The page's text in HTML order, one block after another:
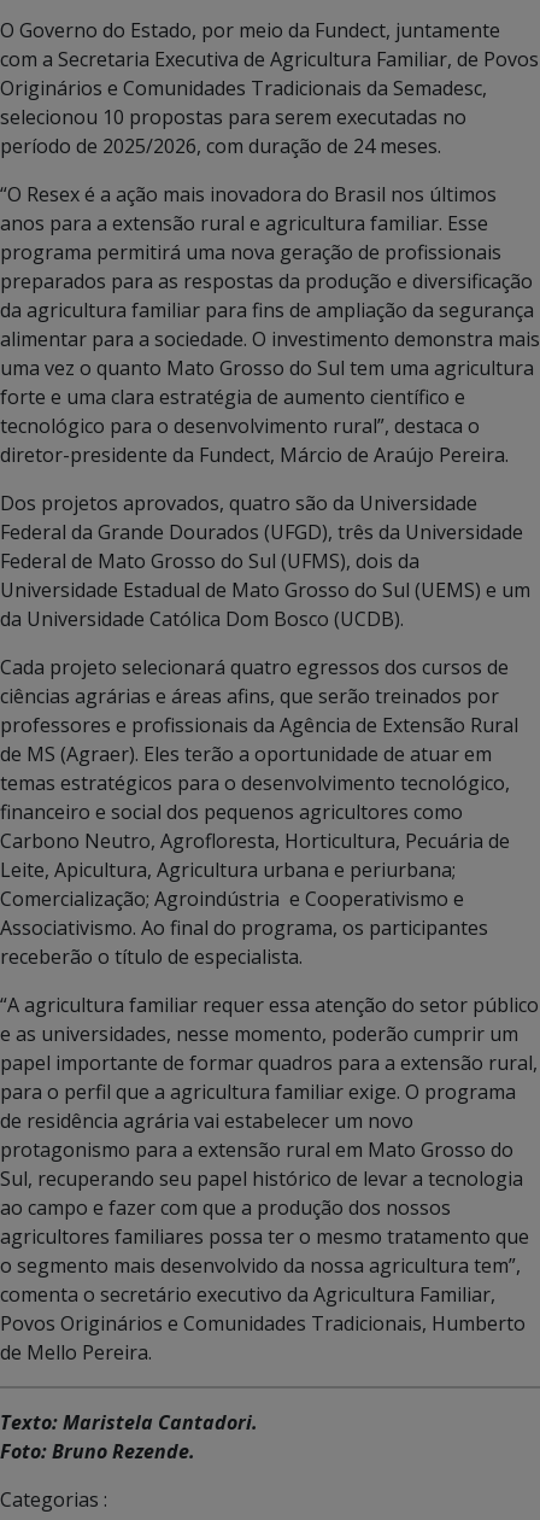
O Governo do Estado, por meio da Fundect, juntamente
com a Secretaria Executiva de Agricultura Familiar, de Povos
Originários e Comunidades Tradicionais da Semadesc,
selecionou 10 propostas para serem executadas no
período de 2025/2026, com duração de 24 meses.
“O Resex é a ação mais inovadora do Brasil nos últimos
anos para a extensão rural e agricultura familiar. Esse
programa permitirá uma nova geração de profissionais
preparados para as respostas da produção e diversificação
da agricultura familiar para fins de ampliação da segurança
alimentar para a sociedade. O investimento demonstra mais
uma vez o quanto Mato Grosso do Sul tem uma agricultura
forte e uma clara estratégia de aumento científico e
tecnológico para o desenvolvimento rural”, destaca o
diretor-presidente da Fundect, Márcio de Araújo Pereira.
Dos projetos aprovados, quatro são da Universidade
Federal da Grande Dourados (UFGD), três da Universidade
Federal de Mato Grosso do Sul (UFMS), dois da
Universidade Estadual de Mato Grosso do Sul (UEMS) e um
da Universidade Católica Dom Bosco (UCDB).
Cada projeto selecionará quatro egressos dos cursos de
ciências agrárias e áreas afins, que serão treinados por
professores e profissionais da Agência de Extensão Rural
de MS (Agraer). Eles terão a oportunidade de atuar em
temas estratégicos para o desenvolvimento tecnológico,
financeiro e social dos pequenos agricultores como
Carbono Neutro, Agrofloresta, Horticultura, Pecuária de
Leite, Apicultura, Agricultura urbana e periurbana;
Comercialização; Agroindústria e Cooperativismo e
Associativismo. Ao final do programa, os participantes
receberão o título de especialista.
“A agricultura familiar requer essa atenção do setor público
e as universidades, nesse momento, poderão cumprir um
papel importante de formar quadros para a extensão rural,
para o perfil que a agricultura familiar exige. O programa
de residência agrária vai estabelecer um novo
protagonismo para a extensão rural em Mato Grosso do
Sul, recuperando seu papel histórico de levar a tecnologia
ao campo e fazer com que a produção dos nossos
agricultores familiares possa ter o mesmo tratamento que
o segmento mais desenvolvido da nossa agricultura tem”,
comenta o secretário executivo da Agricultura Familiar,
Povos Originários e Comunidades Tradicionais, Humberto
de Mello Pereira.
Texto: Maristela Cantadori.
Foto: Bruno Rezende.
Categorias :